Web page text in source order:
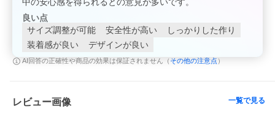
中の安心感を得られるとの意見が多いです。
良い点
サイズ調整が可能
安全性が高い
しっかりした作り
装着感が良い
デザインが良い
AI回答の正確性や商品の効果は保証されません（ その他の注意点 ）
レビュー画像 一覧で見る